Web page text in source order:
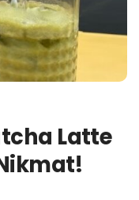
Latte